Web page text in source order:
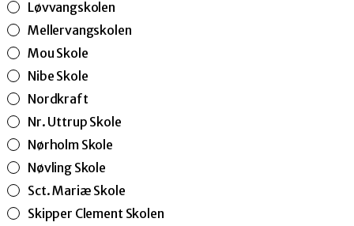
Løvvangskolen
Mellervangskolen
Mou Skole
Nibe Skole
Nordkraft
Nr. Uttrup Skole
Nørholm Skole
Nøvling Skole
Sct. Mariæ Skole
Skipper Clement Skolen